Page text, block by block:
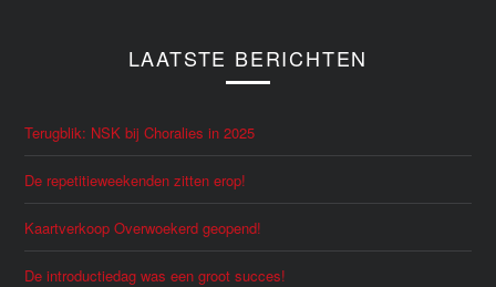
LAATSTE BERICHTEN
Terugblik: NSK bij Choralies in 2025
De repetitieweekenden zitten erop!
Kaartverkoop Overwoekerd geopend!
De introductiedag was een groot succes!